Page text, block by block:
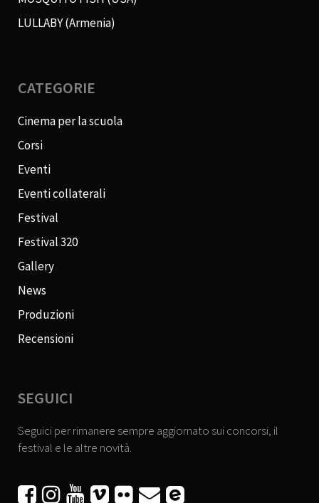
LULLABY (Armenia)
CATEGORIE
Cinema per la scuola
Corsi
Eventi
Eventi collaterali
Festival
Festival 320
Gallery
News
Produzioni
Recensioni
SEGUICI
Seguici per rimanere sempre aggiornato sui concorsi, il
festival e le altre novità.
     